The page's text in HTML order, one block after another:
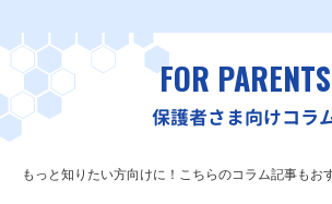
FOR PARENTS
保護者さま向けコラ
もっと知りたい方向けに！こちらのコラム記事もお